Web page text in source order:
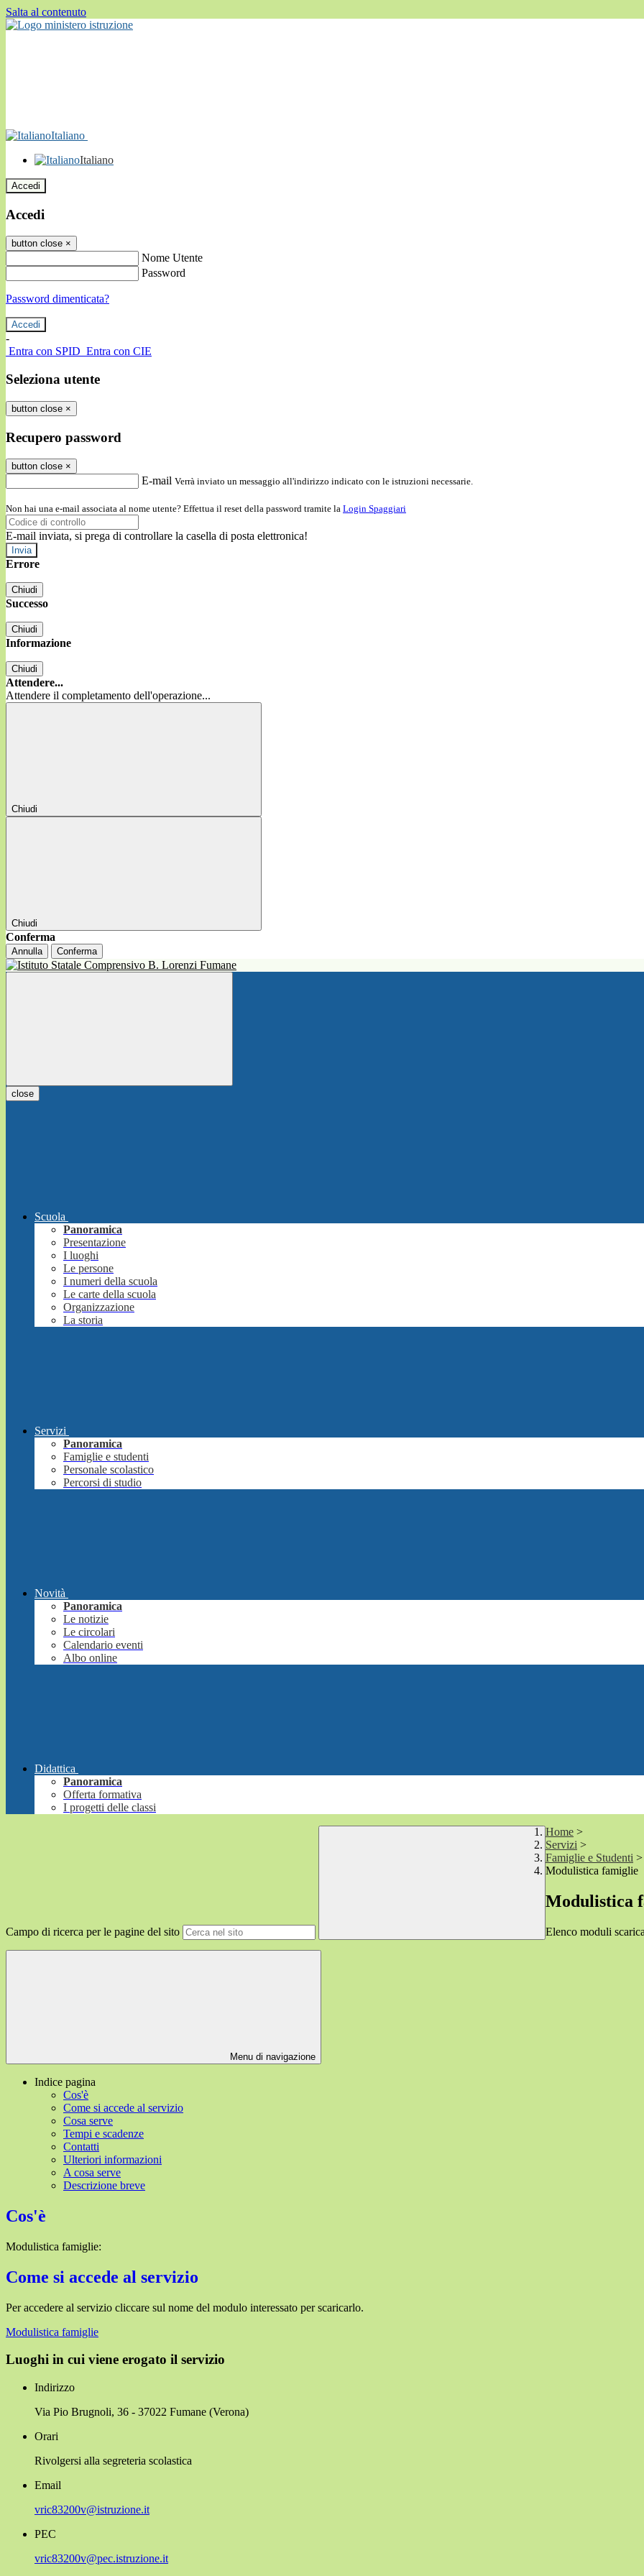
Salta al contenuto
Italiano
Italiano
Accedi
Accedi
button close ×
Nome Utente
Password
Password dimenticata?
-
Entra con SPID Entra con CIE
Seleziona utente
button close ×
Recupero password
button close ×
E-mail Verrà inviato un messaggio all'indirizzo indicato con le istruzioni necessarie.
Non hai una e-mail associata al nome utente? Effettua il reset della password tramite la Login Spaggiari
E-mail inviata, si prega di controllare la casella di posta elettronica!
Errore
Chiudi
Successo
Chiudi
Informazione
Chiudi
Attendere...
Attendere il completamento dell'operazione...
Chiudi
Chiudi
Conferma
Annulla Conferma
close
Scuola
Panoramica
Presentazione
I luoghi
Le persone
I numeri della scuola
Le carte della scuola
Organizzazione
La storia
Servizi
Panoramica
Famiglie e studenti
Personale scolastico
Percorsi di studio
Novità
Panoramica
Le notizie
Le circolari
Calendario eventi
Albo online
Didattica
Panoramica
Offerta formativa
I progetti delle classi
Campo di ricerca per le pagine del sito
Home >
Servizi >
Famiglie e Studenti >
Modulistica famiglie
Modulistica
Elenco moduli
Menu di navigazione
Indice pagina
Cos'è
Come si accede al servizio
Cosa serve
Tempi e scadenze
Contatti
Ulteriori informazioni
A cosa serve
Descrizione breve
Cos'è
Modulistica famiglie:
Come si accede al servizio
Per accedere al servizio cliccare sul nome del modulo interessato per scaricarlo.
Modulistica famiglie
Luoghi in cui viene erogato il servizio
Indirizzo
Via Pio Brugnoli, 36 - 37022 Fumane (Verona)
Orari
Rivolgersi alla segreteria scolastica
Email
vric83200v@istruzione.it
PEC
vric83200v@pec.istruzione.it